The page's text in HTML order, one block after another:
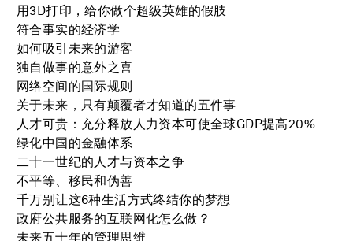
用3D打印，给你做个超级英雄的假肢
符合事实的经济学
如何吸引未来的游客
独自做事的意外之喜
网络空间的国际规则
关于未来，只有颠覆者才知道的五件事
人才可贵：充分释放人力资本可使全球GDP提高20%
绿化中国的金融体系
二十一世纪的人才与资本之争
不平等、移民和伪善
千万别让这6种生活方式终结你的梦想
政府公共服务的互联网化怎么做？
未来五十年的管理思维